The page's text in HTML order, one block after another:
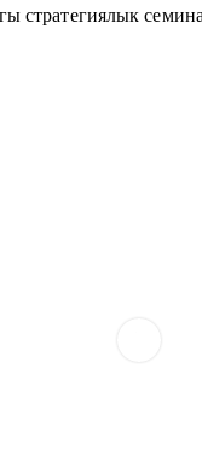
стратегиялык